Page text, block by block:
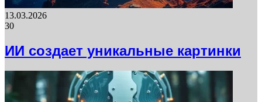
13.03.2026
30
ИИ создает уникальные картинки